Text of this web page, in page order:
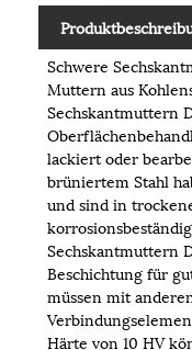
Schwere
Muttern aus
Sechskantmuttern
lackiert oder
brüniertem Stahl
und sind in
Sechskantmuttern
Beschichtung für
müssen mit
Härte von 10 HV